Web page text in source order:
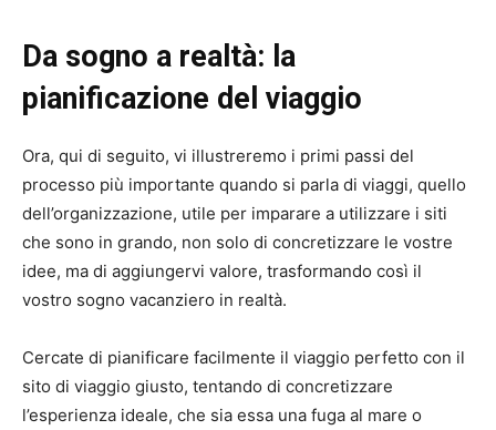
Da sogno a realtà: la
pianificazione del viaggio
Ora, qui di seguito, vi illustreremo i primi passi del
processo più importante quando si parla di viaggi, quello
dell’organizzazione, utile per imparare a utilizzare i siti
che sono in grando, non solo di concretizzare le vostre
idee, ma di aggiungervi valore, trasformando così il
vostro sogno vacanziero in realtà.
Cercate di pianificare facilmente il viaggio perfetto con il
sito di viaggio giusto, tentando di concretizzare
l’esperienza ideale, che sia essa una fuga al mare o